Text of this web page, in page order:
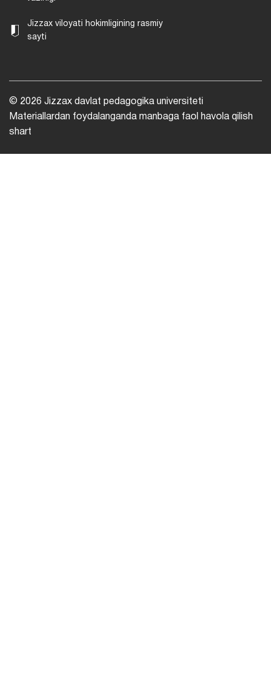
Jizzax viloyati hokimligining rasmiy
sayti
© 2026 Jizzax davlat pedagogika universiteti
Materiallardan foydalanganda manbaga faol havola qilish
shart